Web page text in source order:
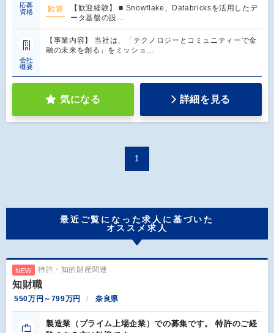
応募
資格
歓迎
【歓迎経験】 ■ Snowflake、Databricksを活用したデ
ータ基盤の設…
会社
概要
【事業内容】 当社は、「テクノロジーとコミュニティーで金
融の未来を創る」をミッショ…
気になる 詳細を見る
1
最近ご覧になった求人に基づいた
オススメ求人
NEW 特許・知的財産関連
知財職
550万円～799万円 奈良県
製造業（プライム上場企業）での募集です。 特許のご経